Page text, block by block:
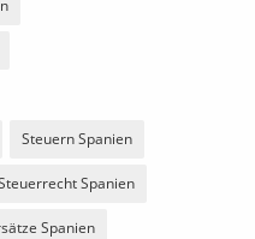
Steuern Spanien
Spanien
Spanien